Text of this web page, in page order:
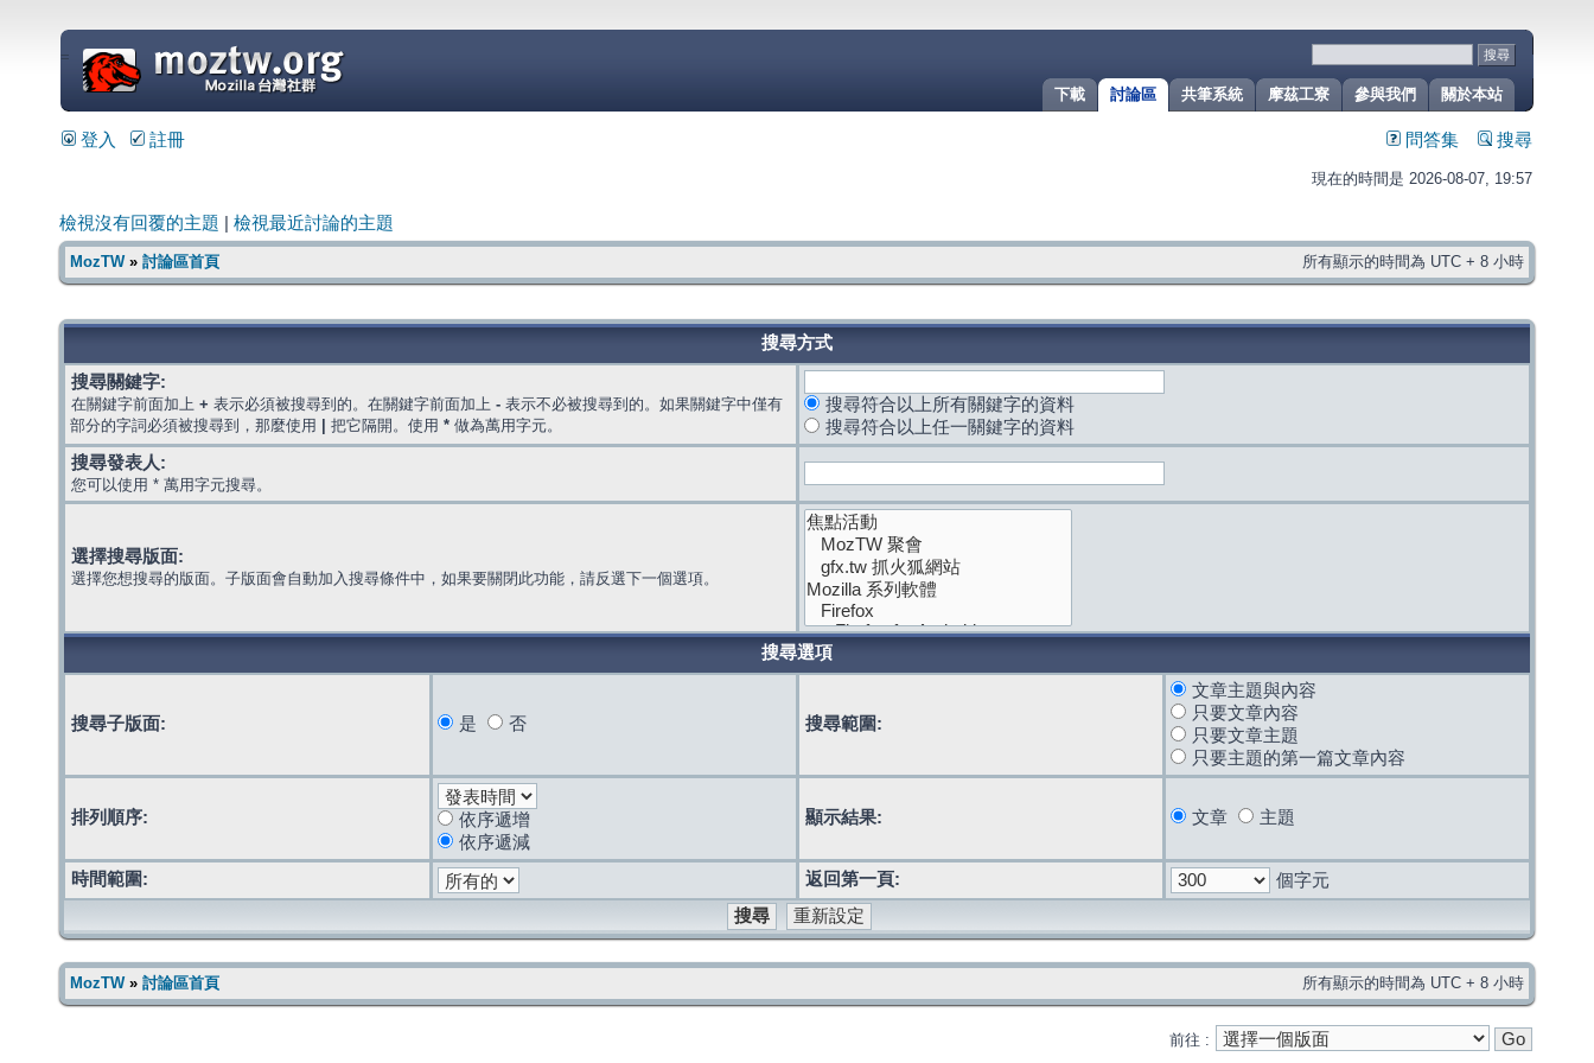
關於本站
參與我們
摩茲工寮
共筆系統
討論區
下載
=
登入 註冊 問答集 搜尋
現在的時間是 2026-08-07, 19:57
檢視沒有回覆的主題 檢視最近討論的主題
MozTW» 討論區首頁 所有顯示的時間為 UTC + 8 小時
搜尋方式
搜尋關鍵字:
在關鍵字前面加上 + 表示必須被搜尋到的。在關鍵字前面加上 - 表示不必被搜尋到的。如果關鍵字中僅有
部分的字詞必須被搜尋到，那麼使用
把它隔開。使用 * 做為萬用字元。
搜尋符合以上所有關鍵字的資料
搜尋符合以上任一關鍵字的資料
搜尋發表人:
您可以使用 * 萬用字元搜尋。
選擇搜尋版面:
選擇您想搜尋的版面。子版面會自動加入搜尋條件中，如果要關閉此功能，請反選下一個選項。
搜尋選項
搜尋子版面: 是 否 搜尋範圍:
文章主題與內容
只要文章內容
只要文章主題
只要主題的第一篇文章內容
排列順序:
依序遞增
依序遞減
顯示結果: 文章 主題
時間範圍: 返回第一頁: 個字元
MozTW» 討論區首頁 所有顯示的時間為 UTC + 8 小時
前往 :